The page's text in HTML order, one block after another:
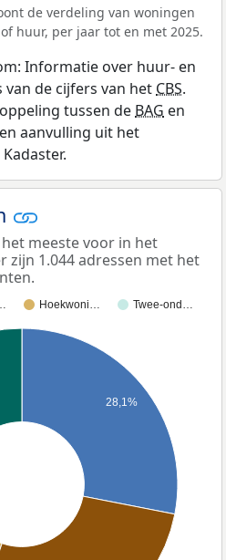
de verdeling van woningen
huur, per jaar tot en met 2025.
Informatie over huur- en
de cijfers van het CBS.
tussen de BAG en
aanvulling uit het
meeste voor in het
zijn 1.044 adressen met het
Hoekwoni…
Twee-ond…
28,1%